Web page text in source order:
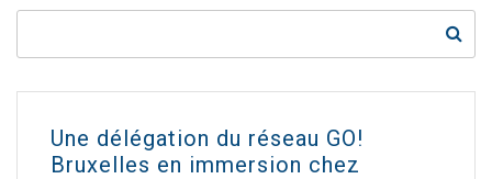
Une délégation du réseau GO!
Bruxelles en immersion chez